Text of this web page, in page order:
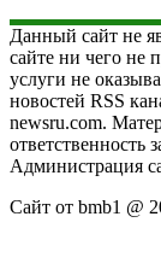
Данный сайт не
сайте ни чего не
услуги не
новостей RSS
newsru.com.
ответственность
Администрация
Сайт от bmb1 @